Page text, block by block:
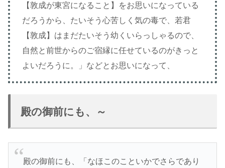
【敦成が東宮になること】をお思いになっている
だろうから、たいそう心苦しく気の毒で、若君
【敦成】はまだたいそう幼くいらっしゃるので、
自然と前世からのご宿縁に任せているのがきっと
よいだろうに。」などとお思いになって、
殿の御前にも、～
殿の御前にも、「なほこのこといかでさらであり